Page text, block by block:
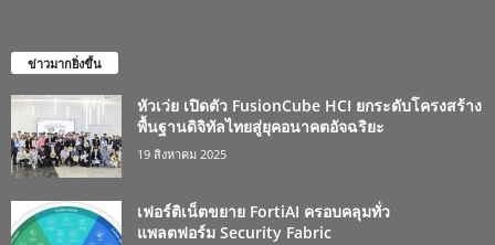
ข่าวมากยิ่งขึ้น
หัวเว่ย เปิดตัว FusionCube HCI ยกระดับโครงสร้าง
พื้นฐานดิจิทัลไทยสู่ยุคอนาคตอัจฉริยะ
19 สิงหาคม 2025
เฟอร์ติเน็ตขยาย FortiAI ครอบคลุมทั่ว
แพลตฟอร์ม Security Fabric